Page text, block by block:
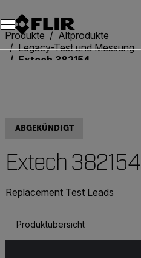
Unread messages
Modell
Entfernen
Elemente
Element
In den Warenkorb
Im Warenkorb
Produkte
Altprodukte
Legacy-Test und Messung
Extech 382154
ABGEKÜNDIGT
Extech 382154
Replacement Test Leads
Produktübersicht